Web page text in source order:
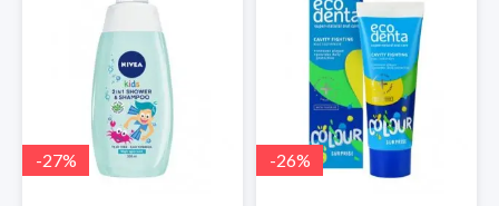
-27% -26%